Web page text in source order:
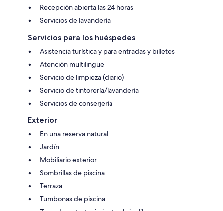
Recepción abierta las 24 horas
Servicios de lavandería
Servicios para los huéspedes
Asistencia turística y para entradas y billetes
Atención multilingüe
Servicio de limpieza (diario)
Servicio de tintorería/lavandería
Servicios de conserjería
Exterior
En una reserva natural
Jardín
Mobiliario exterior
Sombrillas de piscina
Terraza
Tumbonas de piscina